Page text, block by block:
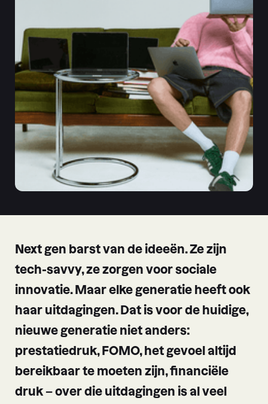
Next gen barst van de ideeën. Ze zijn
tech-savvy, ze zorgen voor sociale
innovatie. Maar elke generatie heeft ook
haar uitdagingen. Dat is voor de huidige,
nieuwe generatie niet anders:
prestatiedruk, FOMO, het gevoel altijd
bereikbaar te moeten zijn, financiële
druk – over die uitdagingen is al veel